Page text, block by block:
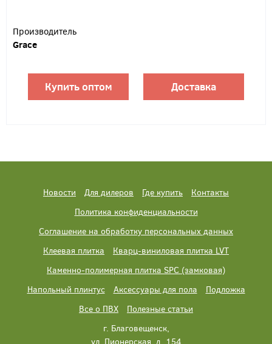
Производитель
Grace
Купить оптом Доставка
Новости Для дилеров Где купить
Контакты
Политика конфиденциальности
Соглашение на обработку персональных данных
Клеевая плитка
Кварц-виниловая плитка LVT
Каменно-полимерная плитка SPC (замковая)
Напольный плинтус
Аксессуары для пола
Подложка
Все о ПВХ
Полезные статьи
г. Благовещенск,
ул. Пионерская, д. 154